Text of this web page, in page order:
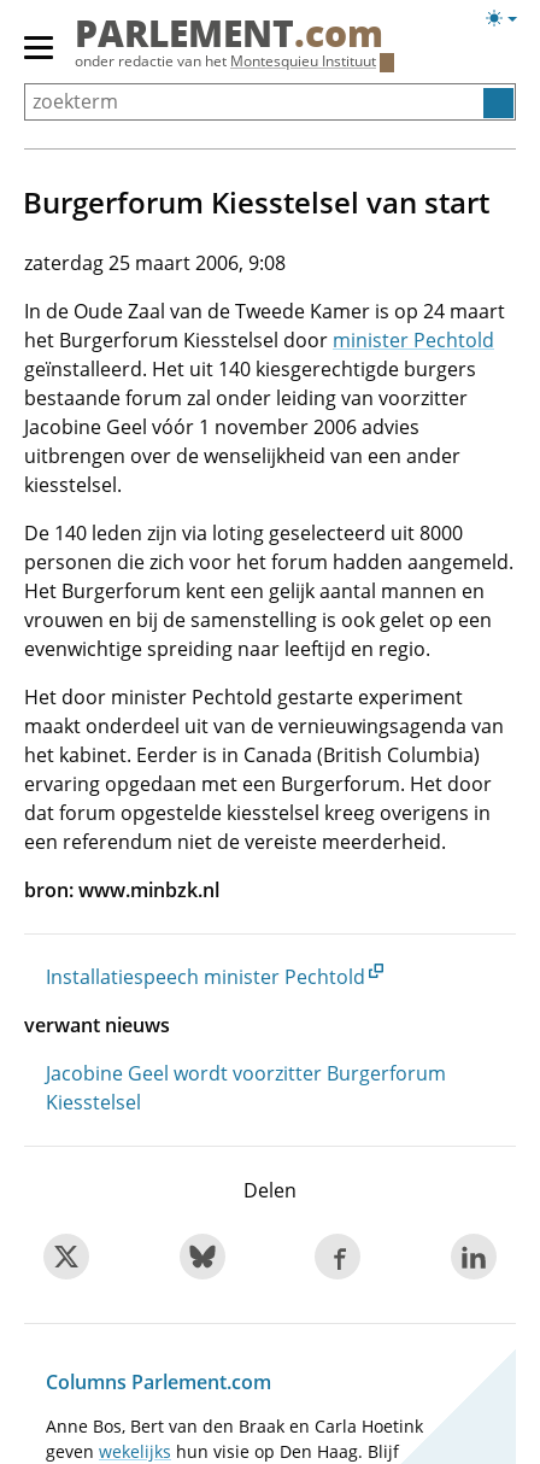
Overslaan
Primair
menu
tonen/verbergen
PARLEMENT.com
onder redactie van het Montesquieu Instituut
Burgerforum Kiesstelsel van start
zaterdag 25 maart 2006, 9:08
In de Oude Zaal van de Tweede Kamer is op 24 maart
het Burgerforum Kiesstelsel door minister Pechtold
geïnstalleerd. Het uit 140 kiesgerechtigde burgers
bestaande forum zal onder leiding van voorzitter
Jacobine Geel vóór 1 november 2006 advies
uitbrengen over de wenselijkheid van een ander
kiesstelsel.
De 140 leden zijn via loting geselecteerd uit 8000
personen die zich voor het forum hadden aangemeld.
Het Burgerforum kent een gelijk aantal mannen en
vrouwen en bij de samenstelling is ook gelet op een
evenwichtige spreiding naar leeftijd en regio.
Het door minister Pechtold gestarte experiment
maakt onderdeel uit van de vernieuwingsagenda van
het kabinet. Eerder is in Canada (British Columbia)
ervaring opgedaan met een Burgerforum. Het door
dat forum opgestelde kiesstelsel kreeg overigens in
een referendum niet de vereiste meerderheid.
bron: www.minbzk.nl
Installatiespeech minister Pechtold
verwant nieuws
Jacobine Geel wordt voorzitter Burgerforum
Kiesstelsel
Delen
Columns Parlement.com
Anne Bos, Bert van den Braak en Carla Hoetink
geven wekelijks hun visie op Den Haag. Blijf